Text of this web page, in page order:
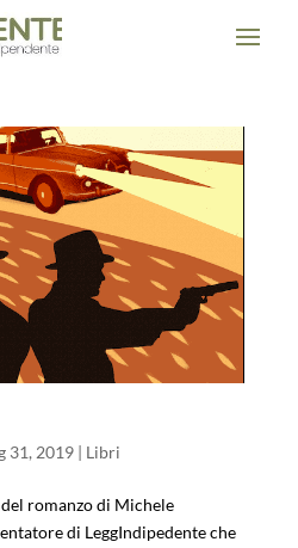
31, 2019| Libri
romanzo di Michele
di LeggIndipedente che